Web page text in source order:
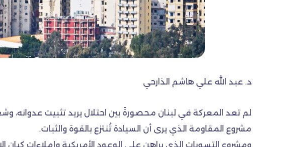
د. عبد الله علي هاشم الذارحي
لم تعد المعركة في لبنان محصورةً بين احتلال يريد تثبيت
مشروع المقاومة الذي يرى أن السيادة تُنتزع بالقوة والثبات.
ومشروع التسويات الذي يراهن على الوعود الأمريكية وإملاءات كيان